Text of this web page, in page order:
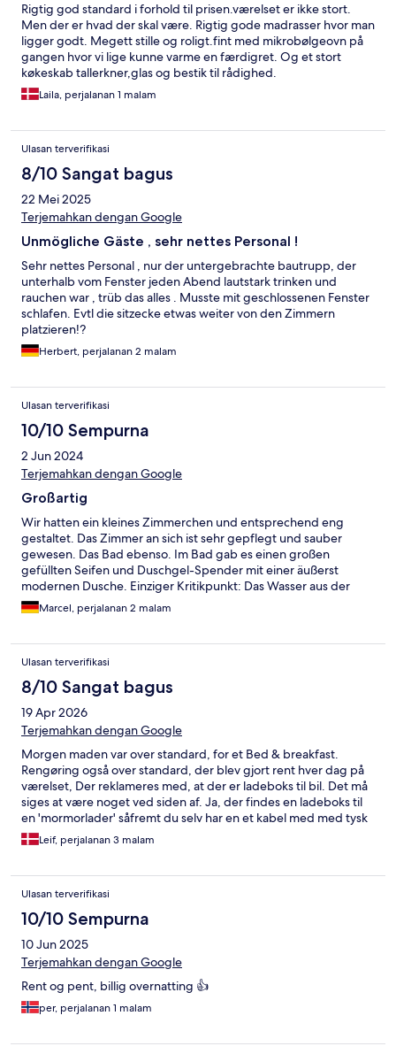
Rigtig god standard i forhold til prisen.værelset er ikke stort.
Men der er hvad der skal være. Rigtig gode madrasser hvor man
ligger godt. Megett stille og roligt.fint med mikrobølgeovn på
gangen hvor vi lige kunne varme en færdigret. Og et stort
køkeskab tallerkner,glas og bestik til rådighed.
Laila, perjalanan 1 malam
Ulasan terverifikasi
8/10 Sangat bagus
22 Mei 2025
Terjemahkan dengan Google
Unmögliche Gäste , sehr nettes Personal !
Sehr nettes Personal , nur der untergebrachte bautrupp, der
unterhalb vom Fenster jeden Abend lautstark trinken und
rauchen war , trüb das alles . Musste mit geschlossenen Fenster
schlafen. Evtl die sitzecke etwas weiter von den Zimmern
platzieren!?
Herbert, perjalanan 2 malam
Ulasan terverifikasi
10/10 Sempurna
2 Jun 2024
Terjemahkan dengan Google
Großartig
Wir hatten ein kleines Zimmerchen und entsprechend eng
gestaltet. Das Zimmer an sich ist sehr gepflegt und sauber
gewesen. Das Bad ebenso. Im Bad gab es einen großen
gefüllten Seifen und Duschgel-Spender mit einer äußerst
modernen Dusche. Einziger Kritikpunkt: Das Wasser aus der
Leitung war vor lauter Kalk extrem milchig. Im Flur hab es einen
Kühlschrank sowie eine Mikrowelle, Teller, Gläser und Besteck
vorhanden, ebenso eine 230V Steckdose für E-Autos, sowie
Strom für E-Bikes. Für einen kleinen Wochenendausflug
definitiv zu empfehlen!
Marcel, perjalanan 2 malam
Ulasan terverifikasi
8/10 Sangat bagus
19 Apr 2026
Terjemahkan dengan Google
Morgen maden var over standard, for et Bed & breakfast.
Rengøring også over standard, der blev gjort rent hver dag på
værelset, Der reklameres med, at der er ladeboks til bil. Det må
siges at være noget ved siden af. Ja, der findes en ladeboks til
en 'mormorlader' såfremt du selv har en et kabel med med tysk
stik i den ene ende. På forespørgsen om man kunne låne et
kabel, var svaret nej, vi kører selv diesel.
Leif, perjalanan 3 malam
Ulasan terverifikasi
10/10 Sempurna
10 Jun 2025
Terjemahkan dengan Google
Rent og pent, billig overnatting 👍
per, perjalanan 1 malam